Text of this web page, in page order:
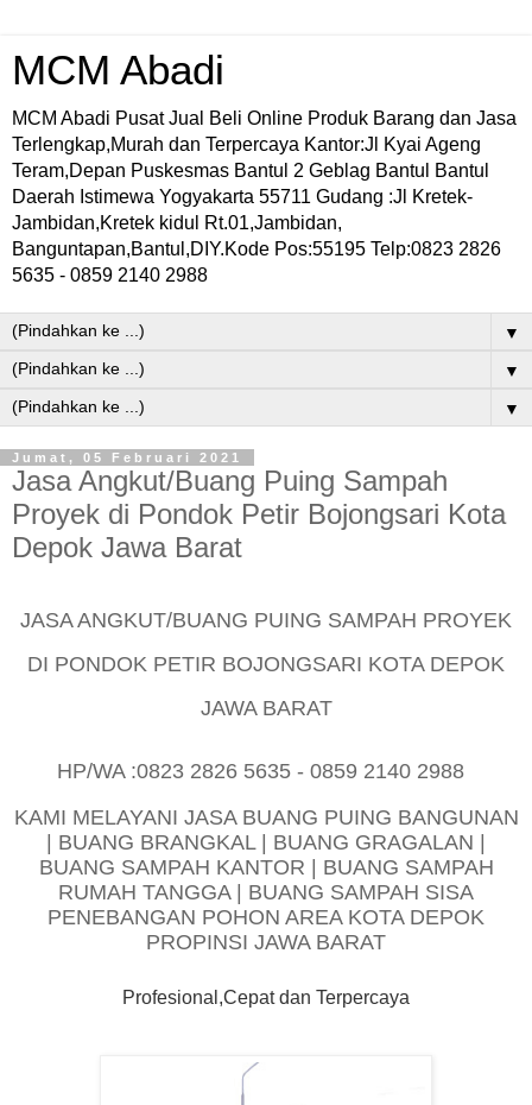
MCM Abadi
MCM Abadi Pusat Jual Beli Online Produk Barang dan Jasa
Terlengkap,Murah dan Terpercaya Kantor:Jl Kyai Ageng
Teram,Depan Puskesmas Bantul 2 Geblag Bantul Bantul
Daerah Istimewa Yogyakarta 55711 Gudang :Jl Kretek-
Jambidan,Kretek kidul Rt.01,Jambidan,
Banguntapan,Bantul,DIY.Kode Pos:55195 Telp:0823 2826
5635 - 0859 2140 2988
▼
▼
▼
Jumat, 05 Februari 2021
Jasa Angkut/Buang Puing Sampah
Proyek di Pondok Petir Bojongsari Kota
Depok Jawa Barat
JASA ANGKUT/BUANG PUING SAMPAH PROYEK
DI PONDOK PETIR BOJONGSARI KOTA DEPOK
JAWA BARAT
HP/WA :0823 2826 5635 - 0859 2140 2988
KAMI MELAYANI JASA BUANG PUING BANGUNAN
| BUANG BRANGKAL | BUANG GRAGALAN |
BUANG SAMPAH KANTOR | BUANG SAMPAH
RUMAH TANGGA | BUANG SAMPAH SISA
PENEBANGAN POHON AREA KOTA DEPOK
PROPINSI JAWA BARAT
Profesional,Cepat dan Terpercaya